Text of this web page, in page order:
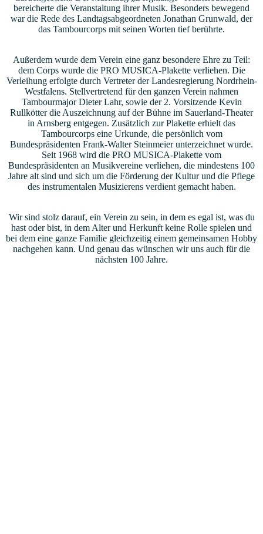
bereicherte die Veranstaltung ihrer Musik. Besonders bewegend
war die Rede des Landtagsabgeordneten Jonathan Grunwald, der
das Tambourcorps mit seinen Worten tief berührte.
Außerdem wurde dem Verein eine ganz besondere Ehre zu Teil:
dem Corps wurde die PRO MUSICA-Plakette verliehen. Die
Verleihung erfolgte durch Vertreter der Landesregierung Nordrhein-
Westfalens. Stellvertretend für den ganzen Verein nahmen
Tambourmajor Dieter Lahr, sowie der 2. Vorsitzende Kevin
Rullkötter die Auszeichnung auf der Bühne im Sauerland-Theater
in Arnsberg entgegen. Zusätzlich zur Plakette erhielt das
Tambourcorps eine Urkunde, die persönlich vom
Bundespräsidenten Frank-Walter Steinmeier unterzeichnet wurde.
Seit 1968 wird die PRO MUSICA-Plakette vom
Bundespräsidenten an Musikvereine verliehen, die mindestens 100
Jahre alt sind und sich um die Förderung der Kultur und die Pflege
des instrumentalen Musizierens verdient gemacht haben.
Wir sind stolz darauf, ein Verein zu sein, in dem es egal ist, was du
hast oder bist, in dem Alter und Herkunft keine Rolle spielen und
bei dem eine ganze Familie gleichzeitig einem gemeinsamen Hobby
nachgehen kann. Und genau das wünschen wir uns auch für die
nächsten 100 Jahre.